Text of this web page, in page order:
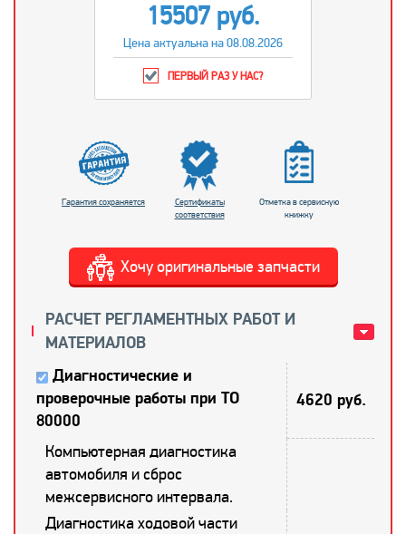
15507 руб.
Цена актуальна на 08.08.2026
ПЕРВЫЙ РАЗ У НАС?
Гарантия сохраняется
Сертификаты
соответствия
Отметка в сервисную
книжку
Хочу оригинальные запчасти
РАСЧЕТ РЕГЛАМЕНТНЫХ РАБОТ И
МАТЕРИАЛОВ
Диагностические и
проверочные работы при ТО
80000
4620 руб.
Компьютерная диагностика
автомобиля и сброс
межсервисного интервала.
Диагностика ходовой части